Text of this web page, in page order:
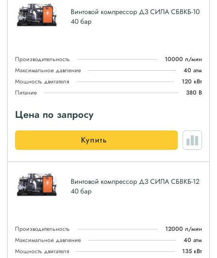
Винтовой компрессор ДЗ СИЛА СБВКБ-10
40 бар
Производительность
10000 л/мин
Максимальное давление
40 атм
Мощность двигателя
120 кВт
Питание
380 В
Цена по запросу
Купить
Винтовой компрессор ДЗ СИЛА СБВКБ-12
40 бар
Производительность
12000 л/мин
Максимальное давление
40 атм
Мощность двигателя
135 кВт